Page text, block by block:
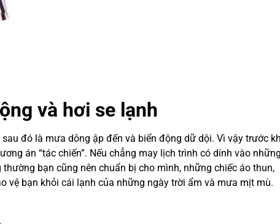
và hơi se lạnh
đó là mưa dông ập đến và biển động dữ dội. Vì vậy trước
án “tác chiến”. Nếu chẳng may lịch trình có dính vào
bạn cũng nên chuẩn bị cho mình, những chiếc áo thun,
vệ bạn khỏi cái lạnh của những ngày trời ẩm và mưa mịt mù.